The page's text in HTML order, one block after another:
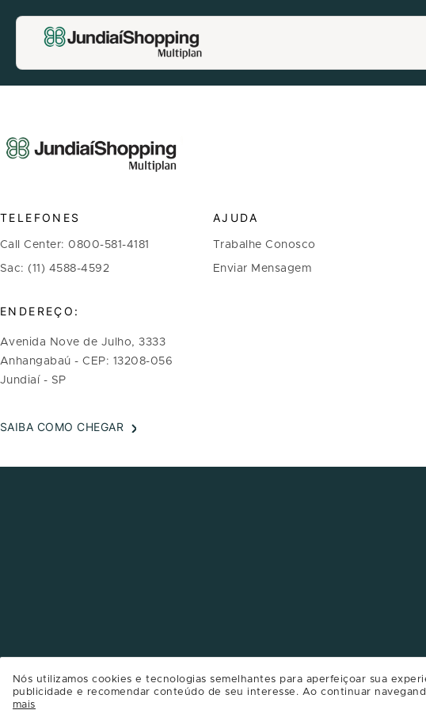
TELEFONES
Call Center: 0800-581-4181
Sac: (11) 4588-4592
ENDEREÇO:
Avenida Nove de Julho, 3333
Anhangabaú - CEP: 13208-056
Jundiaí - SP
SAIBA COMO CHEGAR
AJUDA
Trabalhe Conosco
Enviar Mensagem
Nós utilizamos cookies e tecnologias semelhantes para aperfeiçoar sua
publicidade e recomendar conteúdo de seu interesse. Ao continuar
mais